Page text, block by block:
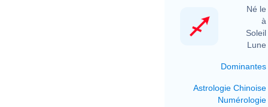
Né le
à
Soleil
Lune
Dominantes
Astrologie Chinoise
Numérologie